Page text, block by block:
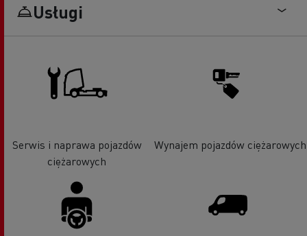
Usługi
Serwis i naprawa pojazdów
ciężarowych
Wynajem pojazdów ciężarowych